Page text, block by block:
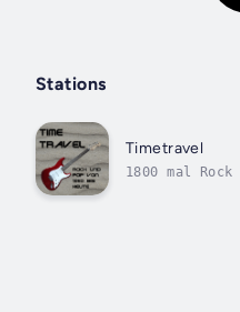
Stations
Timetravel
1800 mal